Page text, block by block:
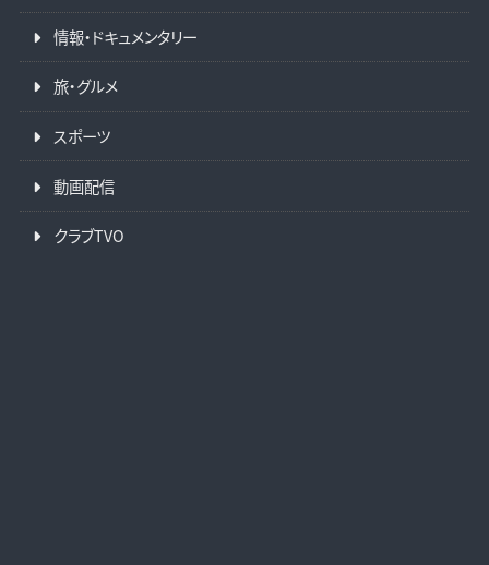
情報・ドキュメンタリー
旅・グルメ
スポーツ
動画配信
クラブTVO